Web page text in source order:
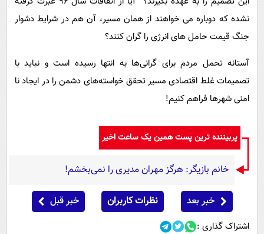
نشده که دوباره می خواهند از همان مسیر، آن هم در شرایط دشوار
جنگ قیمت حامل های انرژی را گران کنند؟
آستانه تحمل مردم برای گرانی‌ها به انتها رسیده است و نباید با
تصمیمات غلط اقتصادی مسیر تحقق خواسته‌های دشمن را در ایجاد نا
امنی شهرها فراهم کنیم!
پربیننده ترین پست همین یک ساعت اخیر
خانم بازیگر: هرگز مهران مدیری را نمی‌بخشم!
خبر بعد نظرات کاربران خبر قبل
اشتراک گذاری :